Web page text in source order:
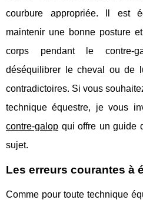
courbure appropriée. Il est
maintenir une bonne posture
corps pendant le contre-
déséquilibrer le cheval ou de
contradictoires. Si vous
technique équestre, je vous
contre-galop qui offre un guide
sujet.
Les erreurs courantes à
Comme pour toute technique